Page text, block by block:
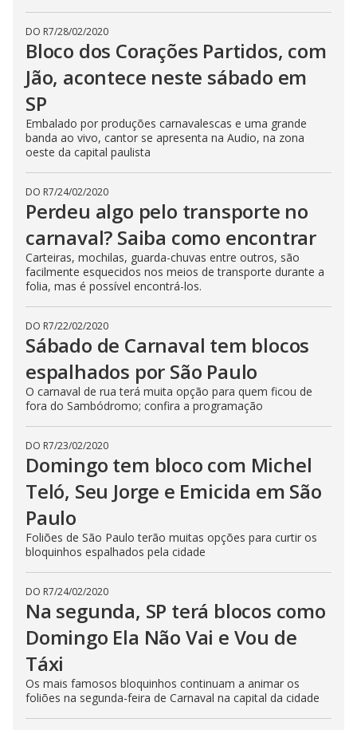
DO R7/28/02/2020
Bloco dos Corações Partidos, com
Jão, acontece neste sábado em
SP
Embalado por produções carnavalescas e uma grande
banda ao vivo, cantor se apresenta na Audio, na zona
oeste da capital paulista
DO R7/24/02/2020
Perdeu algo pelo transporte no
carnaval? Saiba como encontrar
Carteiras, mochilas, guarda-chuvas entre outros, são
facilmente esquecidos nos meios de transporte durante a
folia, mas é possível encontrá-los.
DO R7/22/02/2020
Sábado de Carnaval tem blocos
espalhados por São Paulo
O carnaval de rua terá muita opção para quem ficou de
fora do Sambódromo; confira a programação
DO R7/23/02/2020
Domingo tem bloco com Michel
Teló, Seu Jorge e Emicida em São
Paulo
Foliões de São Paulo terão muitas opções para curtir os
bloquinhos espalhados pela cidade
DO R7/24/02/2020
Na segunda, SP terá blocos como
Domingo Ela Não Vai e Vou de
Táxi
Os mais famosos bloquinhos continuam a animar os
foliões na segunda-feira de Carnaval na capital da cidade